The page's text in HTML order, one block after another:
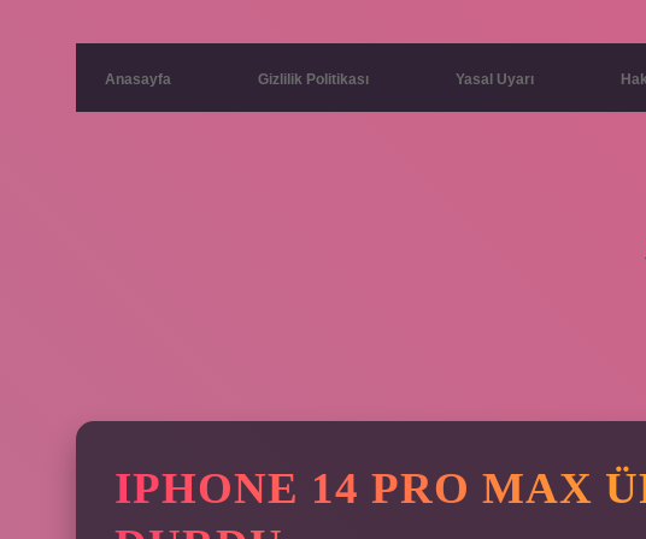
Anasayfa Gizlilik Politikası Yasal Uyarı
IPHONE 14 PRO MAX